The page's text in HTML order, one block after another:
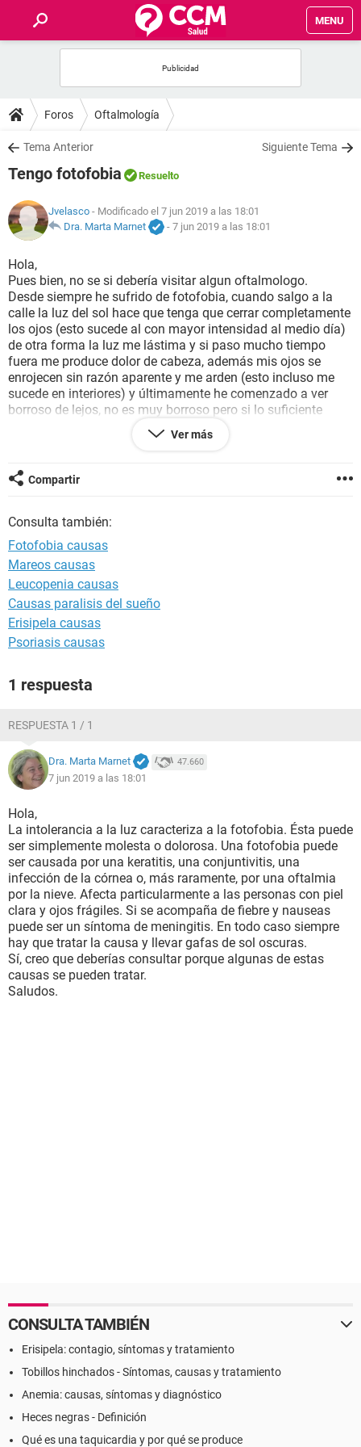
MENU
FOROS
SALUD
FAMILIA
NUTRICIÓN
BIENESTAR
SEXUALIDAD
GLOSARIO
Foros Oftalmología
Tema Anterior Siguiente Tema
Tengo fotofobia Resuelto
Jvelasco - Modificado el 7 jun 2019 a las 18:01
Dra. Marta Marnet
- 7 jun 2019 a las 18:01
Hola,
Pues bien, no se si debería visitar algun oftalmologo.
Desde siempre he sufrido de fotofobia, cuando salgo a la
calle la luz del sol hace que tenga que cerrar completamente
los ojos (esto sucede al con mayor intensidad al medio día)
de otra forma la luz me lástima y si paso mucho tiempo
fuera me produce dolor de cabeza, además mis ojos se
enrojecen sin razón aparente y me arden (esto incluso me
sucede en interiores) y últimamente he comenzado a ver
borroso de lejos, no es muy borroso pero si lo suficiente
como para dar molestias.
dispositivos como el teléfono celular o la computadora.
Tampoco sufro de presión arterial alta ni diabetes. Tengo 20
Con base a esto que me sucede ¿Creen que debería de
visitar a un experto? ¿Es grave tener estos síntomas?
De antemano muchas
Ver más
Compartir
Consulta también:
Fotofobia causas
Mareos causas
Leucopenia causas
Causas paralisis del sueño
Erisipela causas
Psoriasis causas
1 respuesta
RESPUESTA 1 / 1
Dra. Marta Marnet 47.660
7 jun 2019 a las 18:01
Hola,
La intolerancia a la luz caracteriza a la fotofobia. Ésta puede
ser simplemente molesta o dolorosa. Una fotofobia puede
ser causada por una keratitis, una conjuntivitis, una
infección de la córnea o, más raramente, por una oftalmia
por la nieve. Afecta particularmente a las personas con piel
clara y ojos frágiles. Si se acompaña de fiebre y nauseas
puede ser un síntoma de meningitis. En todo caso siempre
hay que tratar la causa y llevar gafas de sol oscuras.
Sí, creo que deberías consultar porque algunas de estas
causas se pueden tratar.
Saludos.
CONSULTA TAMBIÉN
Erisipela: contagio, síntomas y tratamiento
Tobillos hinchados - Síntomas, causas y tratamiento
Anemia: causas, síntomas y diagnóstico
Heces negras - Definición
Qué es una taquicardia y por qué se produce